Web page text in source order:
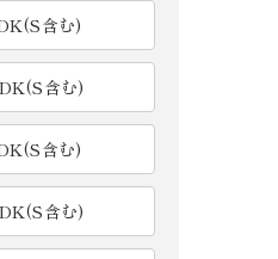
含む)
含む)
含む)
含む)